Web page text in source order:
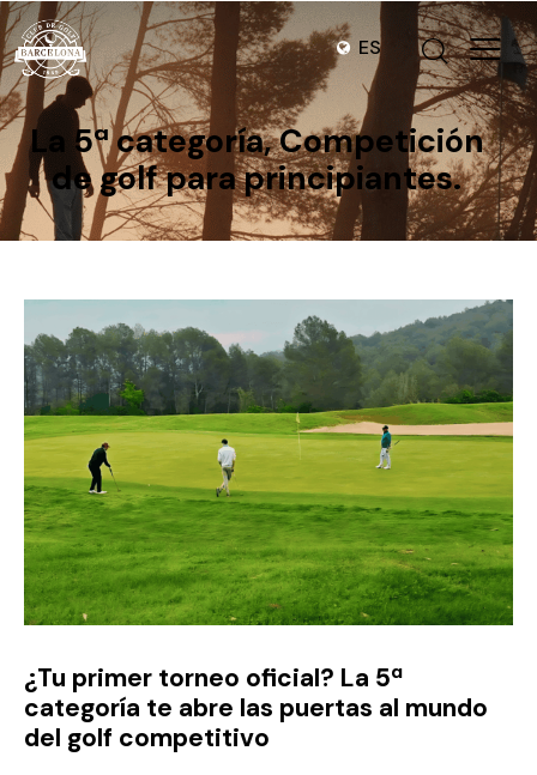
ES
La 5ª categoría, Competición
de golf para principiantes.
¿Tu primer torneo oficial? La 5ª
categoría te abre las puertas al mundo
del golf competitivo